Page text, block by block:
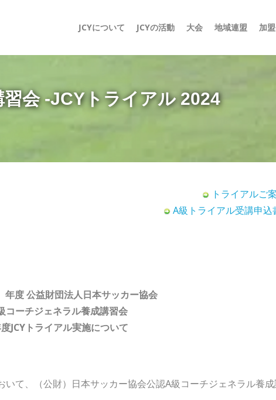
JCYについて JCYの活動 大会 地域連盟 加
会 -JCYトライアル 2024
トライアルご
A級トライアル受講申込
年度公益財団法人日本サッカー協会
コーチジェネラル養成講習会
JCYトライアル実施について
て、（公財）日本サッカー協会公認A級コーチジェネラル養